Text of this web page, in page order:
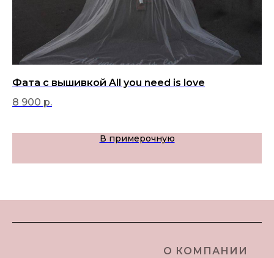
Фата с вышивкой All you need is love
8 900 р.
В примерочную
О КОМПАНИИ